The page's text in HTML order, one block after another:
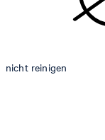
nicht reinigen